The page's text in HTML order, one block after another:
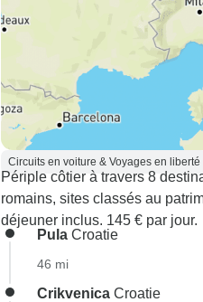
Circuits en voiture & Voyages en liberté
Périple côtier à travers 8
romains, sites classés au
déjeuner inclus. 145 € par jour.
Pula Croatie
46 mi
Crikvenica Croatie